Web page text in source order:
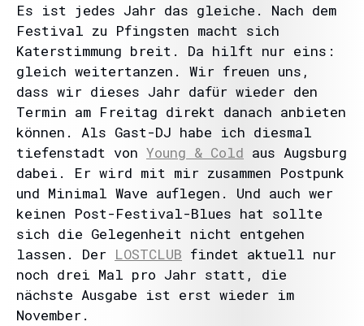
Es ist jedes Jahr das gleiche. Nach dem
Festival zu Pfingsten macht sich
Katerstimmung breit. Da hilft nur eins:
gleich weitertanzen. Wir freuen uns,
dass wir dieses Jahr dafür wieder den
Termin am Freitag direkt danach anbieten
können. Als Gast-DJ habe ich diesmal
tiefenstadt von Young & Cold aus Augsburg
dabei. Er wird mit mir zusammen Postpunk
und Minimal Wave auflegen. Und auch wer
keinen Post-Festival-Blues hat sollte
sich die Gelegenheit nicht entgehen
lassen. Der LOSTCLUB findet aktuell nur
noch drei Mal pro Jahr statt, die
nächste Ausgabe ist erst wieder im
November.